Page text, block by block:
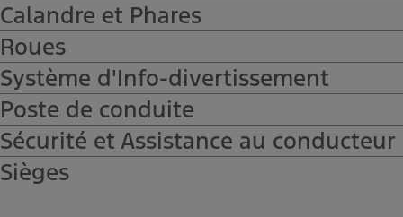
-Diesel (l4) avec Bi-Turbo, 1996 cm3, 210
Calandre et Phares
-Calandre exclusive Raptor
-Pare-chocs performance spécial Raptor
-Phares : Projecteurs Matrix LED à réglage
Roues
-17 pouces, alliage tout-terrain
Système d'Info-divertissement
-Unité centrale à écran tactile de 12 pouces
-Bluethoot, reconnaissance vocale, USB et 8
Poste de conduite
-Conception spéciale Raptor avec palette au
Sécurité et Assistance au conducteur
Sièges